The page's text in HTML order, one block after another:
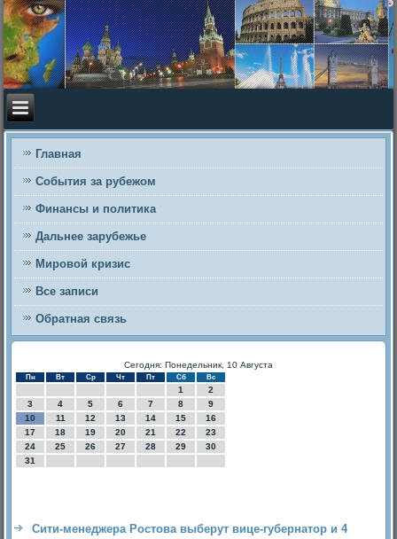
Главная
События за рубежом
Финансы и политика
Дальнее зарубежье
Мировой кризис
Все записи
Обратная связь
Сегодня: Понедельник, 10 Августа
Пн Вт Ср Чт Пт Сб Вс
1
2
3
4 5 6 7 8
9
10
11 12 13 14 15
16
17
18 19 20 21 22
23
24
25 26 27 28 29
30
31
Сити-менеджера Ростова выберут вице-губернатор и 4